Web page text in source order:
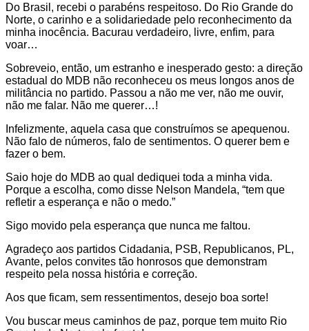
Do Brasil, recebi o parabéns respeitoso. Do Rio Grande do
Norte, o carinho e a solidariedade pelo reconhecimento da
minha inocência. Bacurau verdadeiro, livre, enfim, para
voar…
Sobreveio, então, um estranho e inesperado gesto: a direção
estadual do MDB não reconheceu os meus longos anos de
militância no partido. Passou a não me ver, não me ouvir,
não me falar. Não me querer…!
Infelizmente, aquela casa que construímos se apequenou.
Não falo de números, falo de sentimentos. O querer bem e
fazer o bem.
Saio hoje do MDB ao qual dediquei toda a minha vida.
Porque a escolha, como disse Nelson Mandela, “tem que
refletir a esperança e não o medo.”
Sigo movido pela esperança que nunca me faltou.
Agradeço aos partidos Cidadania, PSB, Republicanos, PL,
Avante, pelos convites tão honrosos que demonstram
respeito pela nossa história e correção.
Aos que ficam, sem ressentimentos, desejo boa sorte!
Vou buscar meus caminhos de paz, porque tem muito Rio